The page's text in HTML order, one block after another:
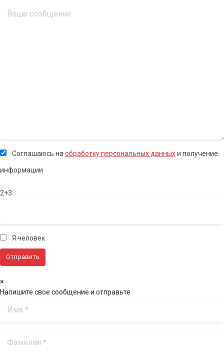
Соглашаюсь на обработку персональных данныхи получение
информации
2+3
Я человек
×
Напишите свое сообщение и отправьте